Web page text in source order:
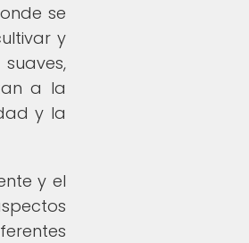
se
y
a la
y la
y el